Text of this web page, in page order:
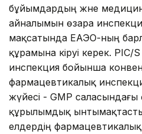
бұйымдардың және
айналымын өзара
мақсатында ЕАЭО-ның
құрамына кіруі керек.
инспекция бойынша
фармацевтикалық
жүйесі - GMP саласындағы
құрылымдық
елдердің